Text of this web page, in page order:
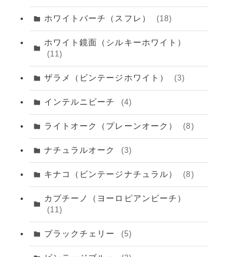
ホワイトバーチ（スフレ） (18)
ホワイト鏡面（シルキーホワイト）
(11)
ザラメ（ビンテージホワイト） (3)
インテルニビーチ (4)
ライトオーク（プレーンオーク） (8)
ナチュラルオーク (3)
キナコ（ビンテージナチュラル） (8)
カプチーノ（ヨーロピアンビーチ）
(11)
ブラックチェリー (5)